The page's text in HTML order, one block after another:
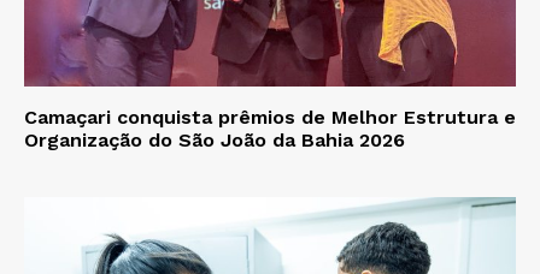
Camaçari conquista prêmios de Melhor Estrutura e
Organização do São João da Bahia 2026